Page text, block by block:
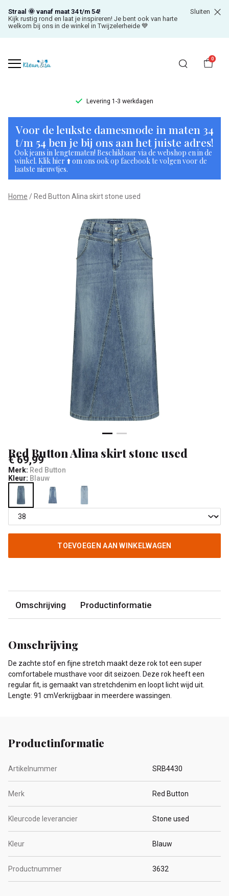
Straal 🌞 vanaf maat 34 t/m 54!
Kijk rustig rond en laat je inspireren! Je bent ook van harte
welkom bij ons in de winkel in Twijzelerheide 💙
Sluiten
0
Levering 1-3 werkdagen
Red
Button
Alina
skirt
stone
Voor de leukste damesmode in maten 34
t/m 54 ben je bij ons aan het juiste adres!
Ook jeans in lengtematen! Beschikbaar via de webshop en in de
winkel. Klik hier ⬆️ om ons ook op facebook te volgen voor de
laatste nieuwtjes.
Home Red Button Alina skirt stone used
Red Button Alina skirt stone used
€ 69,99
Merk: Red Button
Kleur: Blauw
TOEVOEGEN AAN WINKELWAGEN
Omschrijving Productinformatie
Omschrijving
De zachte stof en fijne stretch maakt deze rok tot een super
comfortabele musthave voor dit seizoen. Deze rok heeft een
regular fit, is gemaakt van stretchdenim en loopt licht wijd uit.
Lengte: 91 cmVerkrijgbaar in meerdere wassingen.
Productinformatie
Artikelnummer SRB4430
Merk Red Button
Kleurcode leverancier Stone used
Kleur Blauw
Productnummer 3632